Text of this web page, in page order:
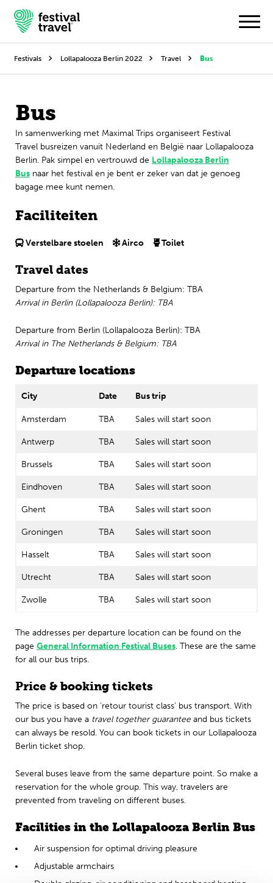
Travel
Inspiratie
Festivalnieuws
Contact
Mijn account
Nederlands
Engels
Festivals Lollapalooza Berlin 2022 Travel Bus
Bus
In samenwerking met Maximal Trips organiseert Festival
Travel busreizen vanuit Nederland en België naar Lollapalooza
Berlin. Pak simpel en vertrouwd de Lollapalooza Berlin
Bus naar het festival en je bent er zeker van dat je genoeg
bagage mee kunt nemen.
Faciliteiten
Verstelbare stoelen Airco Toilet
Travel dates
Departure from the Netherlands & Belgium: TBA
Arrival in Berlin (Lollapalooza Berlin): TBA
Departure from Berlin (Lollapalooza Berlin): TBA
Arrival in The Netherlands & Belgium: TBA
Departure locations
City Date Bus trip
Amsterdam TBA Sales will start soon
Antwerp TBA Sales will start soon
Brussels TBA Sales will start soon
Eindhoven TBA Sales will start soon
Ghent TBA Sales will start soon
Groningen TBA Sales will start soon
Hasselt TBA Sales will start soon
Utrecht TBA Sales will start soon
Zwolle TBA Sales will start soon
The addresses per departure location can be found on the
page General Information Festival Buses. These are the same
for all our bus trips.
Price & booking tickets
The price is based on ‘retour tourist class’ bus transport. With
our bus you have a travel together guarantee and bus tickets
can always be resold. You can book tickets in our Lollapalooza
Berlin ticket shop.
Several buses leave from the same departure point. So make a
reservation for the whole group. This way, travelers are
prevented from traveling on different buses.
Facilities in the Lollapalooza Berlin Bus
Air suspension for optimal driving pleasure
Adjustable armchairs